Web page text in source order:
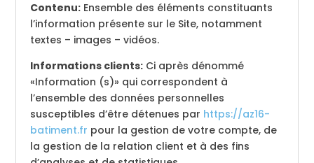
Contenu: Ensemble des éléments constituants
l’information présente sur le Site, notamment
textes – images – vidéos.
Informations clients: Ci après dénommé
«Information (s)» qui correspondent à
l’ensemble des données personnelles
susceptibles d’être détenues par https://az16-
batiment.fr pour la gestion de votre compte, de
la gestion de la relation client et à des fins